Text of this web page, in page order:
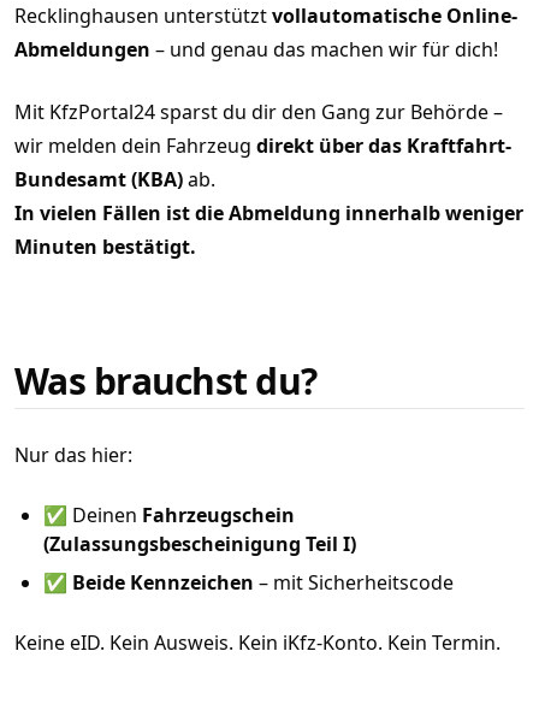
Recklinghausen unterstütztvollautomatische Online-
Abmeldungen – und genau das machen wir für dich!
Mit KfzPortal24 sparst du dir den Gang zur Behörde –
wir melden dein Fahrzeug direkt über das Kraftfahrt-
Bundesamt (KBA)ab.
In vielen Fällen ist die Abmeldung innerhalb weniger
Minuten bestätigt.
Was brauchst du?
Nur das hier:
✅ Deinen Fahrzeugschein
(Zulassungsbescheinigung Teil I)
✅ Beide Kennzeichen – mit Sicherheitscode
Keine eID. Kein Ausweis. Kein iKfz-Konto. Kein Termin.